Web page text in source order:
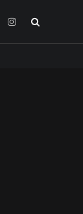
Instagram